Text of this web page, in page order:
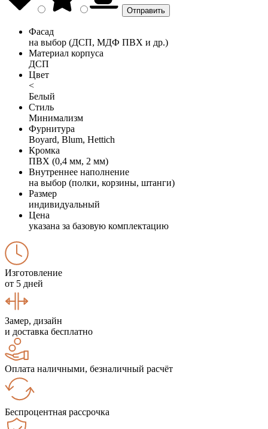
Фасад
на выбор (ДСП, МДФ ПВХ и др.)
Материал корпуса
ДСП
Цвет
<
Белый
Стиль
Минимализм
Фурнитура
Boyard, Blum, Hettich
Кромка
ПВХ (0,4 мм, 2 мм)
Внутреннее наполнение
на выбор (полки, корзины, штанги)
Размер
индивидуальный
Цена
указана за базовую комплектацию
Изготовление
от 5 дней
Замер, дизайн
и доставка бесплатно
Оплата наличными, безналичный расчёт
Беспроцентная рассрочка